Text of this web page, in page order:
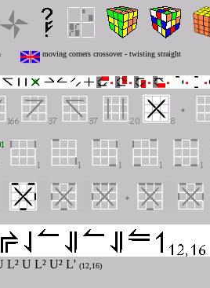
moving corners crossover - twisting straight
L² U L² U² L' (12,16)